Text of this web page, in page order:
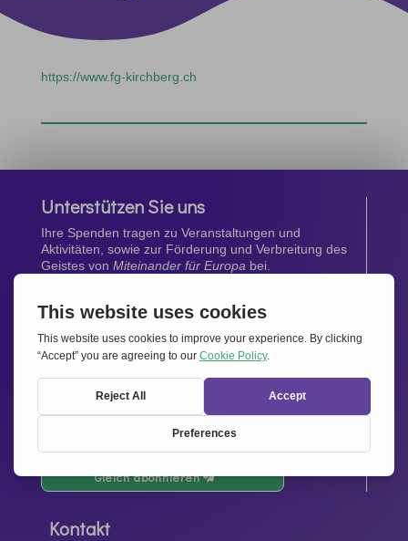
https://www.fg-kirchberg.ch
Unterstützen Sie uns
Ihre Spenden tragen zu Veranstaltungen und
Aktivitäten, sowie zur Förderung und Verbreitung des
Geistes von Miteinander für Europa bei.
Jetzt spenden
Newsletter
Bleiben Sie auf dem Laufenden mit den neuesten
Infos aus unserem Netzwerk.
Gleich abonnieren
Kontakt